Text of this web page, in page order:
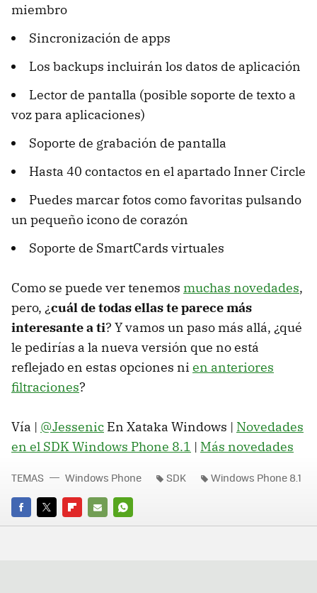
miembro
Sincronización de apps
Los backups incluirán los datos de aplicación
Lector de pantalla (posible soporte de texto a
voz para aplicaciones)
Soporte de grabación de pantalla
Hasta 40 contactos en el apartado Inner Circle
Puedes marcar fotos como favoritas pulsando
un pequeño icono de corazón
Soporte de SmartCards virtuales
Como se puede ver tenemos muchas novedades,
pero, ¿cuál de todas ellas te parece más
interesante a ti? Y vamos un paso más allá, ¿qué
le pedirías a la nueva versión que no está
reflejado en estas opciones ni en anteriores
filtraciones?
Vía | @Jessenic En Xataka Windows | Novedades
en el SDK Windows Phone 8.1 | Más novedades
FACEBOOK
TWITTERFLIPBOARD
E-
WHATSAPP
TEMAS Windows Phone SDK Windows Phone 8.1